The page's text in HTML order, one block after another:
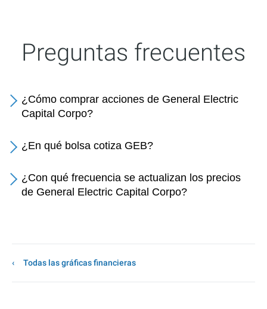
Preguntas frecuentes
¿Cómo comprar acciones de General Electric
Capital Corpo?
¿En qué bolsa cotiza GEB?
¿Con qué frecuencia se actualizan los precios
de General Electric Capital Corpo?
Todas las gráficas financieras